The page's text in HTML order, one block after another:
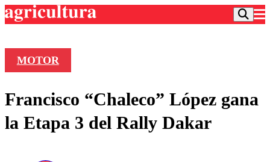
Frecuencias
Agricultura TV
Deportes
MOTOR
Francisco “Chaleco” López gana
la Etapa 3 del Rally Dakar